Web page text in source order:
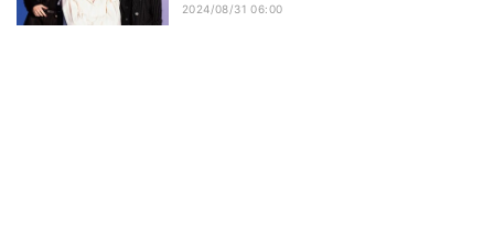
2024/08/31 06:00